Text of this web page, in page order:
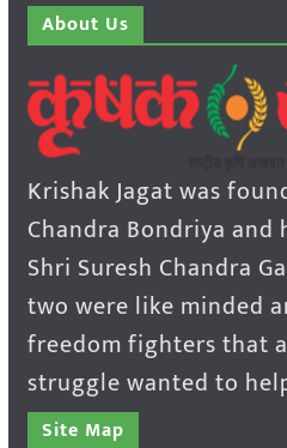
About Us
Krishak Jagat was
Chandra Bondriya
Shri Suresh Chandra
two were like minded
freedom fighters that
struggle wanted to
Site Map